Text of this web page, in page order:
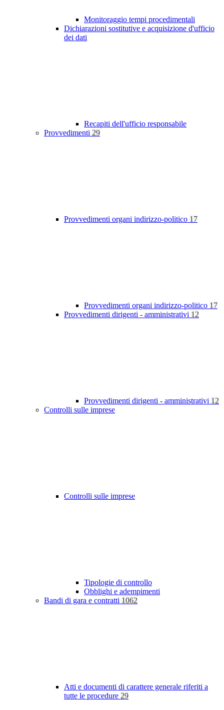
Monitoraggio tempi procedimentali
Dichiarazioni sostitutive e acquisizione d'ufficio
dei dati
Recapiti dell'ufficio responsabile
Provvedimenti 29
Provvedimenti organi indirizzo-politico 17
Provvedimenti organi indirizzo-politico 17
Provvedimenti dirigenti - amministrativi 12
Provvedimenti dirigenti - amministrativi 12
Controlli sulle imprese
Controlli sulle imprese
Tipologie di controllo
Obblighi e adempimenti
Bandi di gara e contratti 1062
Atti e documenti di carattere generale riferiti a
tutte le procedure 29